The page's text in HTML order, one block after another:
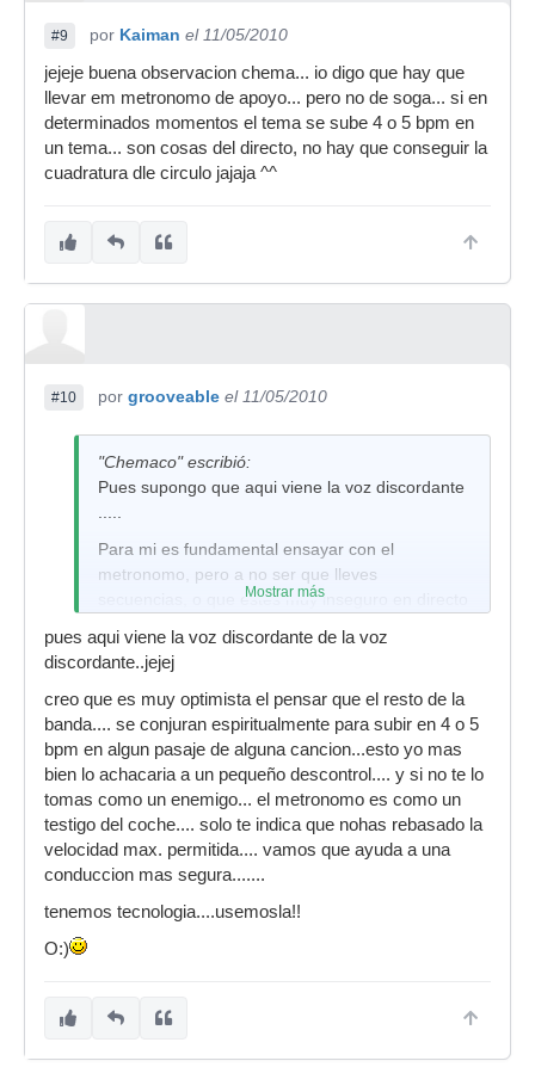
#9 por Kaiman el 11/05/2010
jejeje buena observacion chema... io digo que hay que
llevar em metronomo de apoyo... pero no de soga... si en
determinados momentos el tema se sube 4 o 5 bpm en
un tema... son cosas del directo, no hay que conseguir la
cuadratura dle circulo jajaja ^^
#10 por grooveable el 11/05/2010
"Chemaco" escribió:
Pues supongo que aqui viene la voz discordante
Para mi es fundamental ensayar con el
metronomo, pero a no ser que lleves
secuencias, o que estes muy inseguro en directo
frescura al bolo.
.............. es porque el grupo ha "pedido" eso en
ese momento, y la pregunta que hay que
hacerse es ¿y porque no?. Evidentemente hablo
de aceleraciones comedidas, no de empezar
una cacion a 90 y acabarla 120
Mostrar más
pues aqui viene la voz discordante de la voz
discordante..jejej
creo que es muy optimista el pensar que el resto de la
banda.... se conjuran espiritualmente para subir en 4 o 5
bpm en algun pasaje de alguna cancion...esto yo mas
bien lo achacaria a un pequeño descontrol.... y si no te lo
tomas como un enemigo... el metronomo es como un
testigo del coche.... solo te indica que nohas rebasado la
velocidad max. permitida.... vamos que ayuda a una
conduccion mas segura.......
tenemos tecnologia....usemosla!!
O:)